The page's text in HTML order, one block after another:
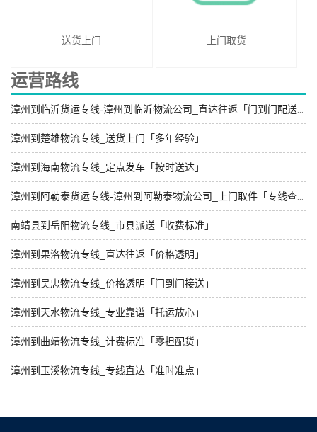
送货上门 上门取货
运营路线
漳州到楚雄物流专线_送货上门「多年经验」
漳州到海南物流专线_定点发车「按时送达」
南靖县到岳阳物流专线_市县派送「收费标准」
漳州到果洛物流专线_直达往返「价格透明」
漳州到吴忠物流专线_价格透明「门到门接送」
漳州到天水物流专线_专业靠谱「托运放心」
漳州到曲靖物流专线_计费标准「零担配货」
漳州到玉溪物流专线_专线直达「准时准点」